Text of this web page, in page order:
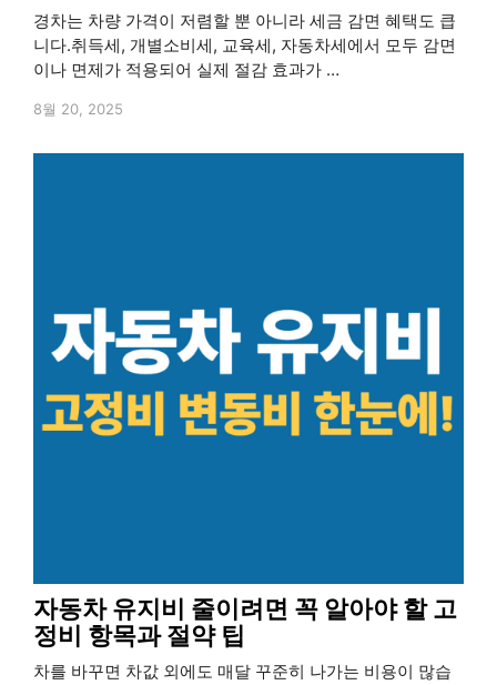
경차는 차량 가격이 저렴할 뿐 아니라 세금 감면 혜택도 큽
니다.취득세, 개별소비세, 교육세, 자동차세에서 모두 감면
이나 면제가 적용되어 실제 절감 효과가 …
8월 20, 2025
자동차 유지비 줄이려면 꼭 알아야 할 고
정비 항목과 절약 팁
차를 바꾸면 차값 외에도 매달 꾸준히 나가는 비용이 많습